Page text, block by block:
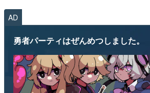
AD
勇者パーティはぜんめつしました。